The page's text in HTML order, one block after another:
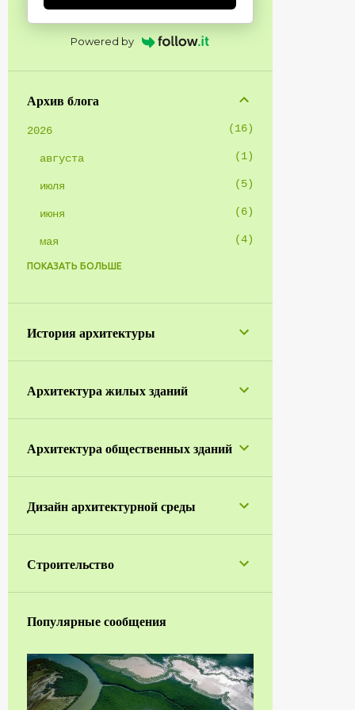
Powered by
Архив блога
2026 16
августа 1
июля 5
июня 6
мая 4
2025
июля
мая
апреля 7
марта 3
ПОКАЗАТЬ БОЛЬШЕ
История архитектуры
Архитектура жилых зданий
Архитектура общественных зданий
Дизайн архитектурной среды
Строительство
Популярные сообщения